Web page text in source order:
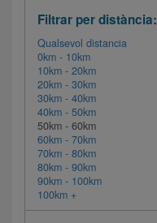
Filtrar per distància:
Qualsevol distancia
0km - 10km
10km - 20km
20km - 30km
30km - 40km
40km - 50km
50km - 60km
60km - 70km
70km - 80km
80km - 90km
90km - 100km
100km +